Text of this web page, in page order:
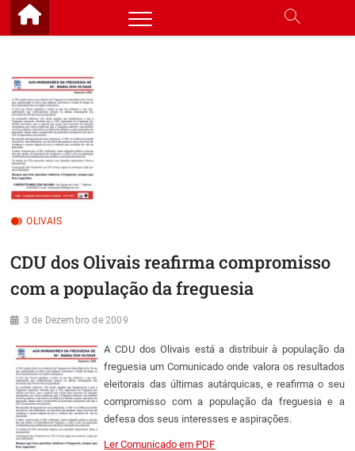
Skip
OLIVAIS
CDU dos Olivais reafirma compromisso
com a população da freguesia
3 de Dezembro de 2009
A CDU dos Olivais está a distribuir à população da
freguesia um Comunicado onde valora os resultados
eleitorais das últimas autárquicas, e reafirma o seu
compromisso com a população da freguesia e a
defesa dos seus interesses e aspirações.
Ler Comunicado em PDF